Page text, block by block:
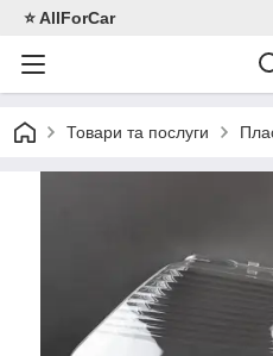
⭐️ AllForCar
Товари та послуги